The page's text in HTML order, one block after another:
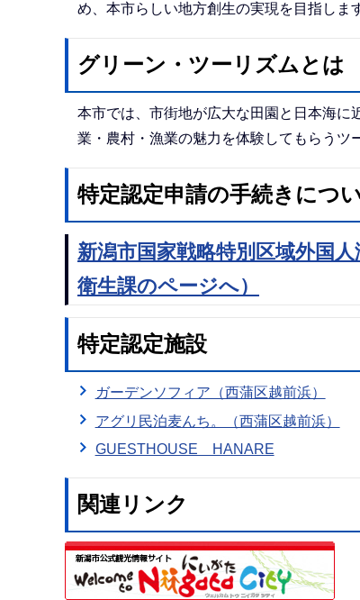
め、本市らしい地方創生の実現を目指しま
グリーン・ツーリズムとは
本市では、市街地が広大な田園と日本海に
業・農村・漁業の魅力を体験してもらうツ
特定認定申請の手続きにつ
新潟市国家戦略特別区域外国
衛生課のページへ）
特定認定施設
ガーデンソフィア（西蒲区越前浜）
アグリ民泊麦んち。（西蒲区越前浜）
GUESTHOUSE HANARE
関連リンク